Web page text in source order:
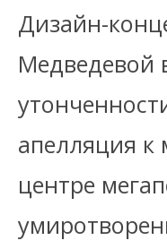
Дизайн-
Медведевой
апелляция к
центре